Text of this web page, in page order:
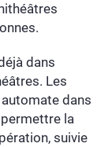
dans
Les
dans
permettre la
suivie